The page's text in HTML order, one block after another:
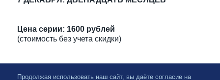
Цена серии: 1600 рублей
(стоимость без учета скидки)
Продолжая использовать наш сайт, вы даёте согласие на